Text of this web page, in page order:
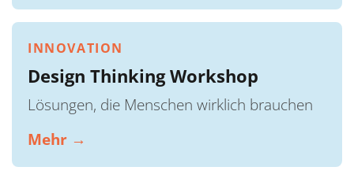
INNOVATION
Design Thinking Workshop
Lösungen, die Menschen wirklich brauchen
Mehr →